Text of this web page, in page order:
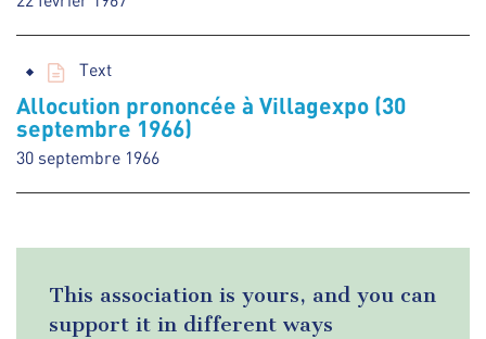
Text
Allocution prononcée à Villagexpo (30
septembre 1966)
30 septembre 1966
This association is yours, and you can
support it in different ways